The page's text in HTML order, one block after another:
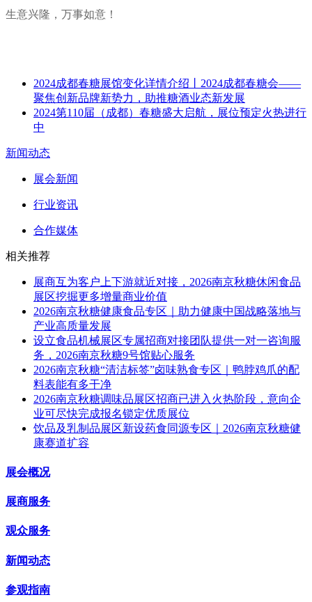
生意兴隆，万事如意！
2024成都春糖展馆变化详情介绍丨2024成都春糖会——
聚焦创新品牌新势力，助推糖酒业态新发展
2024第110届（成都）春糖盛大启航，展位预定火热进行
中
新闻动态
展会新闻
行业资讯
合作媒体
相关推荐
展商互为客户上下游就近对接，2026南京秋糖休闲食品
展区挖掘更多增量商业价值
2026南京秋糖健康食品专区｜助力健康中国战略落地与
产业高质量发展
设立食品机械展区专属招商对接团队提供一对一咨询服
务，2026南京秋糖9号馆贴心服务
2026南京秋糖“清洁标签”卤味熟食专区｜鸭脖鸡爪的配
料表能有多干净
2026南京秋糖调味品展区招商已进入火热阶段，意向企
业可尽快完成报名锁定优质展位
饮品及乳制品展区新设药食同源专区｜2026南京秋糖健
康赛道扩容
展会概况
展商服务
观众服务
新闻动态
参观指南